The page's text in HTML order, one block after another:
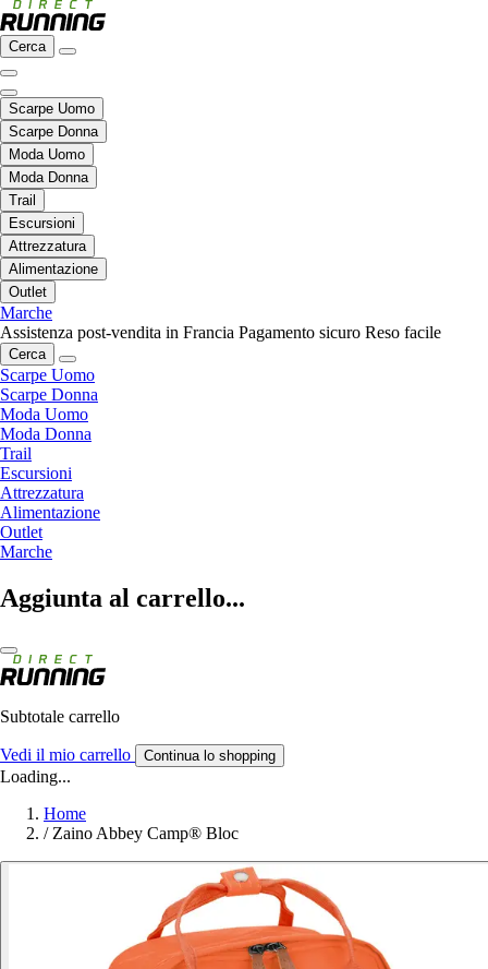
Cerca
Scarpe Uomo
Scarpe Donna
Moda Uomo
Moda Donna
Trail
Escursioni
Attrezzatura
Alimentazione
Outlet
Marche
Assistenza post-vendita in Francia Pagamento sicuro Reso facile
Cerca
Scarpe Uomo
Scarpe Donna
Moda Uomo
Moda Donna
Trail
Escursioni
Attrezzatura
Alimentazione
Outlet
Marche
Aggiunta al carrello...
Subtotale carrello
Vedi il mio carrello Continua lo shopping
Loading...
Home
/ Zaino Abbey Camp® Bloc